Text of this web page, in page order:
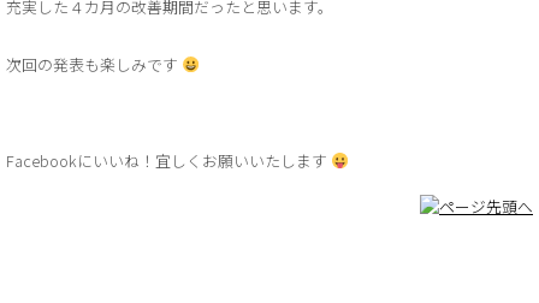
充実した４カ月の改善期間だったと思います。
次回の発表も楽しみです
Facebookにいいね！宜しくお願いいたします